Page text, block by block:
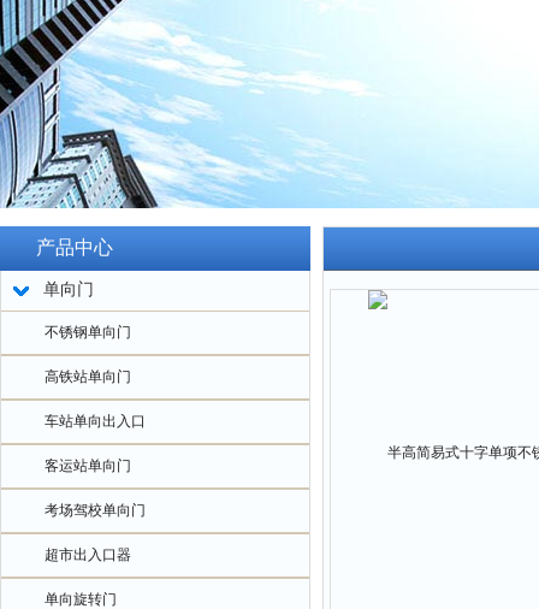
产品中心
单向门
不锈钢单向门
高铁站单向门
车站单向出入口
客运站单向门
考场驾校单向门
超市出入口器
单向旋转门